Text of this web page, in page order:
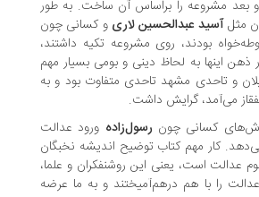
را براساس آن ساخت. به‌ طور
آسید عبدالحسین لاریو کسانی چون
روی مشروعه تکیه داشتند،
به لحاظ دینی و بومی بسیار مهم
مشهد تاحدی متفاوت بود و به
گرایش داشت.
کسانی چونرسول‌زادهورود عدالت
مهم کتاب توضیح اندیشه نخبگان
است، یعنی این روشنفکران و علما،
با هم در‌هم‌آمیختند و به ما عرضه